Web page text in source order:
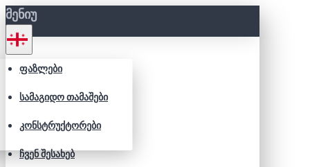
ᲛᲔᲜᲘᲣ
ᲤᲐᲖᲚᲔᲑᲘ
ᲡᲐᲛᲐᲒᲘᲓᲝ ᲗᲐᲛᲐᲨᲔᲑᲘ
ᲙᲝᲜᲡᲢᲠᲣᲥᲢᲝᲠᲔᲑᲘ
ᲩᲕᲔᲜ ᲨᲔᲡᲐᲮᲔᲑ